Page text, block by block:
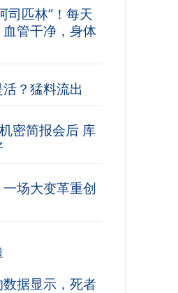
司匹林”！每天
管干净，身体
？猛料流出
密简报会后 库
场大变革重创
据显示，死者